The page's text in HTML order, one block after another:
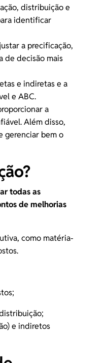
distribuição e
identificar
a precificação,
de decisão mais
e indiretase a
e ABC.
a
Além disso,
gerenciar bem o
todas as
de melhorias
como matéria-
e indiretos